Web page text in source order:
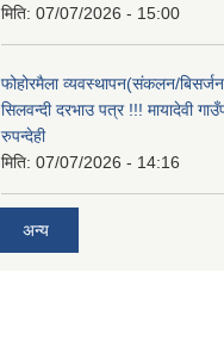
मिति: 07/07/2026 - 15:00
फोहोरमैला व्यवस्थापन(संकलन/
सिलवन्दी दरभाउ पत्र !!! मायादेवी
रुपन्देही
मिति: 07/07/2026 - 14:16
अन्य